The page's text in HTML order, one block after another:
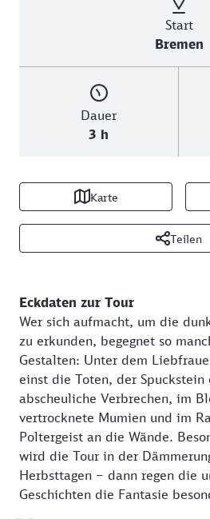
Start
Bremen
Dauer
3 h
Karte
Teilen
Eckdaten zur Tour
Wer sich aufmacht, um die
zu erkunden, begegnet so
Gestalten: Unter dem
einst die Toten, der Spuckstein
abscheuliche Verbrechen, im
vertrocknete Mumien und im
Poltergeist an die Wände.
wird die Tour in der
Herbsttagen – dann regen die
Geschichten die Fantasie